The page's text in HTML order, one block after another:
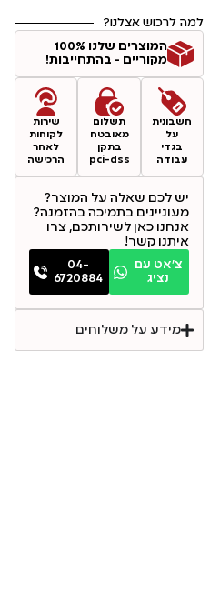
למה לרכוש אצלנו?
המוצרים שלנו 100%
מקוריים - בהתחייבות!
חשבונית
על
בגדי
עבודה
תשלום
מאובטח
בתקן
pci-dss
שירות
לקוחות
לאחר
הרכישה
יש לכם שאלה על המוצר?
מעוניינים בתמיכה בהזמנה?
אנחנו כאן לשירותכם, צרו
איתנו קשר!
צ׳אט עם
נציג
04-
6720884
מידע על משלוחים